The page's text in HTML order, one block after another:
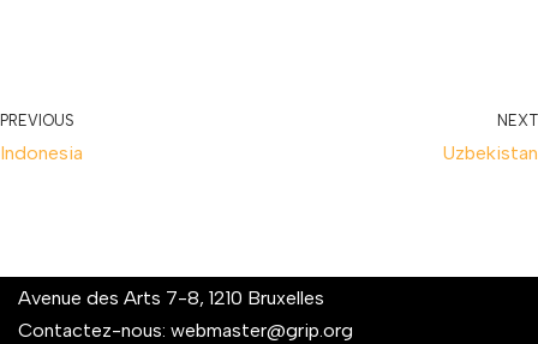
PREVIOUS
Indonesia
NEXT
Uzbekistan
Avenue des Arts 7-8, 1210 Bruxelles
Contactez-nous: webmaster@grip.org